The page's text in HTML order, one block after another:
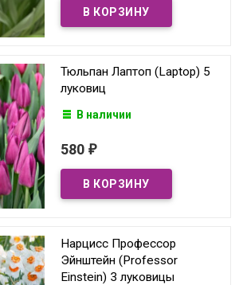
Тюльпан Лаптоп (Laptop) 5
луковиц
В наличии
580 ₽
Нарцисс Профессор
Эйнштейн (Professor
Einstein) 3 луковицы